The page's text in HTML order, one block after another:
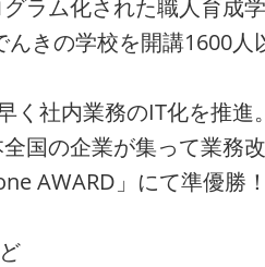
ラム化された職人育成
きの学校を開講1600人
く社内業務のIT化を推進。
国の企業が集って業務
AWARD」にて準優勝！